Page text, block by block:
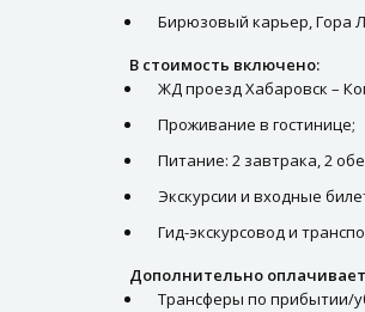
Бирюзовый карьер, Гора
В стоимость включено:
ЖД проезд Хабаровск –
Проживание в гостинице;
Питание: 2 завтрака, 2
Экскурсии и входные
Гид-экскурсовод и
Дополнительно
Трансферы по прибытии/